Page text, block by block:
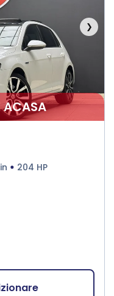
❯
ACASA
204 HP